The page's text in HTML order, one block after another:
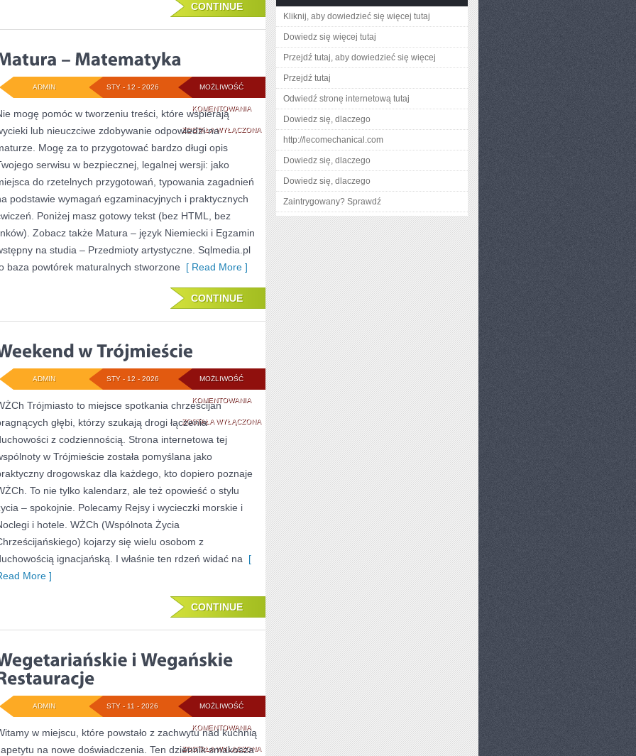
CONTINUE
MOŻLIWOŚĆ
KOMENTOWANIAMATURA
–
MATEMATYKA
ZOSTAŁA WYŁĄCZONA
STY - 12 - 2026
ADMIN
mogę pomóc w tworzeniu treści, które wspierają
lub nieuczciwe zdobywanie odpowiedzi na
Mogę za to przygotować bardzo długi opis
serwisu w bezpiecznej, legalnej wersji: jako
do rzetelnych przygotowań, typowania zagadnień
podstawie wymagań egzaminacyjnych i praktycznych
Poniżej masz gotowy tekst (bez HTML, bez
Zobacz także Matura – język Niemiecki i Egzamin
na studia – Przedmioty artystyczne. Sqlmedia.pl
baza powtórek maturalnych stworzone [ Read More ]
CONTINUE
MOŻLIWOŚĆ
KOMENTOWANIAWEEKEND
W
TRÓJMIEŚCIE
ZOSTAŁA WYŁĄCZONA
STY - 12 - 2026
ADMIN
Trójmiasto to miejsce spotkania chrześcijan
głębi, którzy szukają drogi łączenia
z codziennością. Strona internetowa tej
w Trójmieście została pomyślana jako
drogowskaz dla każdego, kto dopiero poznaje
To nie tylko kalendarz, ale też opowieść o stylu
– spokojnie. Polecamy Rejsy i wycieczki morskie i
i hotele. WŻCh (Wspólnota Życia
kojarzy się wielu osobom z
ignacjańską. I właśnie ten rdzeń widać na [
More ]
CONTINUE
MOŻLIWOŚĆ
KOMENTOWANIAWEGETARIAŃSKIE
I
ZOSTAŁA WYŁĄCZONA
STY - 11 - 2026
ADMIN
w miejscu, które powstało z zachwytu nad kuchnią
na nowe doświadczenia. Ten dziennik smakosza
Kliknij, aby dowiedzieć się więcej tutaj
Dowiedz się więcej tutaj
Przejdź tutaj, aby dowiedzieć się więcej
Przejdź tutaj
Odwiedź stronę internetową tutaj
Dowiedz się, dlaczego
http://lecomechanical.com
Dowiedz się, dlaczego
Dowiedz się, dlaczego
Zaintrygowany? Sprawdź